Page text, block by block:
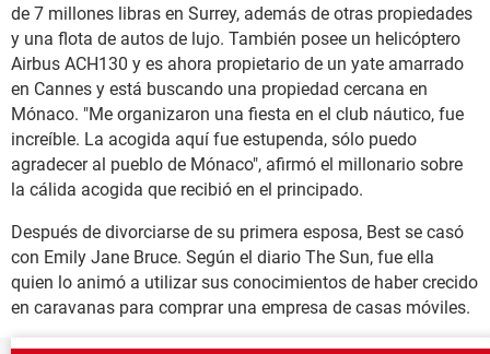
de 7 millones libras en Surrey, además de otras propiedades
y una flota de autos de lujo. También posee un helicóptero
Airbus ACH130 y es ahora propietario de un yate amarrado
en Cannes y está buscando una propiedad cercana en
Mónaco. "Me organizaron una fiesta en el club náutico, fue
increíble. La acogida aquí fue estupenda, sólo puedo
agradecer al pueblo de Mónaco", afirmó el millonario sobre
la cálida acogida que recibió en el principado.
Después de divorciarse de su primera esposa, Best se casó
con Emily Jane Bruce. Según el diario The Sun, fue ella
quien lo animó a utilizar sus conocimientos de haber crecido
en caravanas para comprar una empresa de casas móviles.